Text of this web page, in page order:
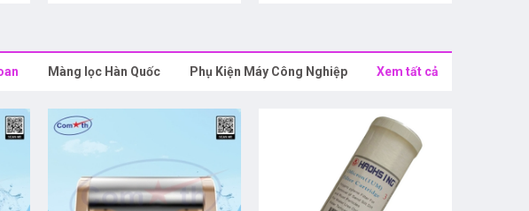
Màng lọc Hàn Quốc Phụ Kiện Máy Công Nghiệp Xem tất cả